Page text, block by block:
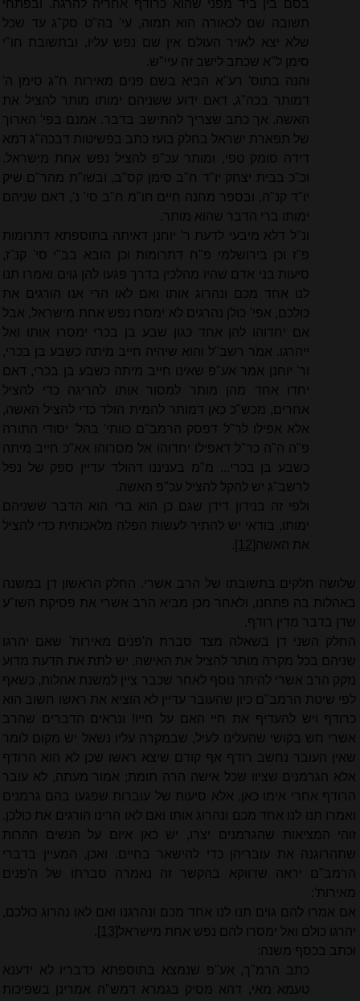
בסם בין ביד מפני שהוא כרודף אחריה להרגה. ובפתחי
תשובה שם לכאורה הוא תמוה, עי' בה"ט סק"ג עד שכל
שלא יצא לאויר העולם אין שם נפש עליו, ובתשובת חו"י
סימן ל"א שכתב לישב זה עיי"ש.
והנה בתוס' רע"א הביא בשם פנים מאירות ח"ג סימן ה'
דמותר בכה"ג, דאם ידוע ששניהם ימותו מותר להציל את
האשה. אך כתב שצריך להתישב בדבר. אמנם בפי' הארוך
של תפארת ישראל בחלק בועז כתב בפשיטות דבכה"ג דמא
דידה סומק טפי, ומותר עכ"פ להציל נפש אחת מישראל.
וכ"כ בבית יצחק יו"ד ח"ב סימן קס"ב, ובשו"ת מהר"ם שיק
יו"ד קנ"ה, ובספר מחנה חיים חו"מ ח"ב סי' נ', דאם שניהם
ימותו ברי הדבר שהוא מותר.
ונ"ל דלא מיבעי לדעת ר' יוחנן דאיתה בתוספתא דתרומות
פ"ז וכן בירושלמי פ"ח דתרומות וכן הובא בב"י סי' קנ"ז,
סיעות בני אדם שהיו מהלכין בדרך פגעו להן גוים ואמרו תנו
לנו אחד מכם ונהרוג אותו ואם לאו הרי אנו הורגים את
כולכם, אפי' כולן נהרגים לא ימסרו נפש אחת מישראל, אבל
אם יחדוהו להן אחד כגון שבע בן בכרי ימסרו אותו ואל
ייהרגו. אמר רשב"ל והוא שיהיה חייב מיתה כשבע בן בכרי,
ור' יוחנן אמר אע"פ שאינו חייב מיתה כשבע בן בכרי, דאם
יחדו אחד מהן מותר למסור אותו להריגה כדי להציל
אחרים, מכש"כ כאן דמותר להמית הולד כדי להציל האשה,
אלא אפילו לר"ל דפסק הרמב"ם כוותי' בהל' יסודי התורה
פ"ה ה"ה כר"ל דאפילו יחדוהו אל מסרוהו אא"כ חייב מיתה
כשבע בן בכרי... מ"מ בעניננו דהולד עדיין ספק של נפל
לרשב"ג יש להקל להציל עכ"פ האשה.
ולפי זה בנידון דידן שגם כן הוא ברי הוא הדבר ששניהם
ימותו, בודאי יש להתיר לעשות הפלה מלאכותית כדי להציל
את האשה [12]
.
שלושה חלקים בתשובתו של הרב אשרי. החלק הראשון דן במשנה
באהלות בה פתחנו, ולאחר מכן מביא הרב אשרי את פסיקת השו"ע
שדן בדבר מדין רודף.
החלק השני דן בשאלה מצד סברת ה'פנים מאירות' שאם יהרגו
שניהם בכל מקרה מותר להציל את האישה. יש לתת את הדעת מדוע
נזקק הרב אשרי להיתר נוסף לאחר שכבר ציין למשנת אהלות, כשאף
לפי שיטת הרמב"ם כיון שהעובר עדיין לא הוציא את ראשו חשוב הוא
כרודף ויש להעדיף את חיי האם על חייו! ונראים הדברים שהרב
אשרי חש בקושי שהעלינו לעיל, שבמקרה עליו נשאל יש מקום לומר
שאין העובר נחשב רודף אף קודם שיצא ראשו שכן לא הוא הרודף
אלא הגרמנים שציוו שכל אישה הרה תומת; אמור מעתה, לא עובר
הרודף אחרי אימו כאן, אלא סיעות של עוברות שפגעו בהם גרמנים
ואמרו תנו לנו אחד מכם ונהרוג אותו ואם לאו הרינו הורגים את כולכן.
זוהי המציאות שהגרמנים יצרו, יש כאן איום על הנשים ההרות
שתהרוגנה את עובריהן כדי להישאר בחיים. ואכן, המעיין בדברי
הרמב"ם יראה שדווקא בהקשר זה נאמרה סברתו של ה'פנים
מאירות':
אם אמרו להם גוים תנו לנו אחד מכם ונהרגנו ואם לאו נהרוג כולכם,
יהרגו כולם ואל ימסרו להם נפש אחת מישראל[13]
.
וכתב בכסף משנה:
כתב הרמ"ך, אע"פ שנמצא בתוספתא כדבריו לא ידענא
טעמא מאי, דהא מסיק בגמרא דמש"ה אמרינן בשפיכות